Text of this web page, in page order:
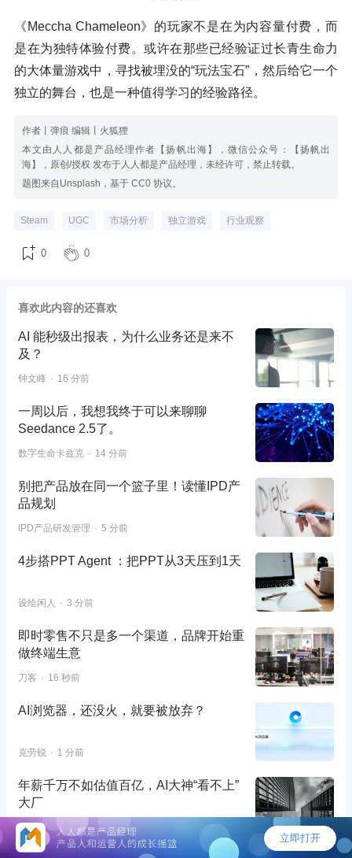
《Meccha Chameleon》的玩家不是在为内容量付费，而
是在为独特体验付费。或许在那些已经验证过长青生命力
的大体量游戏中，寻找被埋没的“玩法宝石”，然后给它一个
独立的舞台，也是一种值得学习的经验路径。
作者丨弹痕 编辑丨火狐狸
本文由人人都是产品经理作者【扬帆出海】，微信公众号：【扬帆出
海】，原创/授权 发布于人人都是产品经理，未经许可，禁止转载。
题图来自Unsplash，基于 CC0 协议。
Steam UGC 市场分析 独立游戏 行业观察
0 0
喜欢此内容的还喜欢
AI 能秒级出报表，为什么业务还是来不
及？
钟文峰 16 分前
一周以后，我想我终于可以来聊聊
Seedance 2.5了。
数字生命卡兹克 14 分前
别把产品放在同一个篮子里！读懂IPD产
品规划
IPD产品研发管理 5 分前
4步搭PPT Agent ：把PPT从3天压到1天
设绘闲人 3 分前
即时零售不只是多一个渠道，品牌开始重
做终端生意
刀客 16 秒前
AI浏览器，还没火，就要被放弃？
克劳锐 1 分前
年薪千万不如估值百亿，AI大神“看不上”
大厂
财经故事荟 10 分前